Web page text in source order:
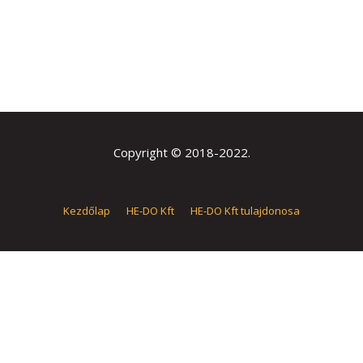
Copyright © 2018-2022.
Kezdőlap HE-DO Kft HE-DO Kft tulajdonosa